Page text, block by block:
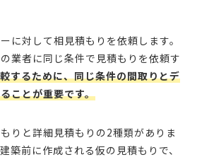
に対して相見積もりを依頼します。
業者に同じ条件で見積もりを依頼す
するために、同じ条件の間取りとデ
ことが重要です。
りと詳細見積もりの2種類がありま
築前に作成される仮の見積もりで、